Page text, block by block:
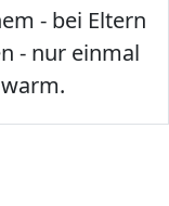
- bei Eltern
- nur einmal